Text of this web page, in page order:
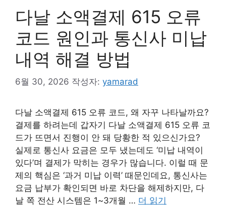
다날 소액결제 615 오류
코드 원인과 통신사 미납
내역 해결 방법
6월 30, 2026 작성자: yamarad
다날 소액결제 615 오류 코드, 왜 자꾸 나타날까요?
결제를 하려는데 갑자기 다날 소액결제 615 오류 코
드가 뜨면서 진행이 안 돼 당황한 적 있으신가요?
실제로 통신사 요금은 모두 냈는데도 ‘미납 내역이
있다’며 결제가 막히는 경우가 많습니다. 이럴 때 문
제의 핵심은 ‘과거 미납 이력’ 때문인데요, 통신사는
요금 납부가 확인되면 바로 차단을 해제하지만, 다
날 쪽 전산 시스템은 1~3개월 … 더 읽기